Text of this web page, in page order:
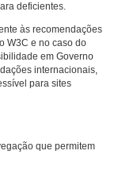
deficientes.
às recomendações
W3C e no caso do
em Governo
internacionais,
para sites
que permitem